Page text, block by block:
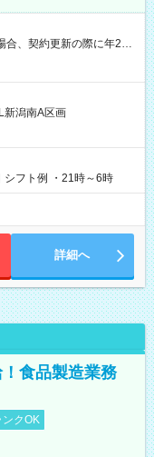
合、契約更新の際に年2回
※深夜割増賃金 (22:00～
間
、給与は本採用時と同じ
潟南A区画
シフト例 ・21時～6時
詳細へ
食品製造業務
ンクOK